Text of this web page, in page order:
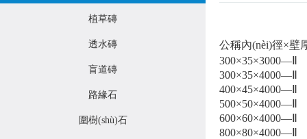
植草磚
透水磚
盲道磚
路緣石
圍樹(shù)石
公稱內(nèi)徑×壁
300×35×3000—Ⅱ
300×35×4000—Ⅱ
400×45×4000—Ⅱ
500×50×4000—Ⅱ
600×60×4000—Ⅱ
800×80×4000—Ⅱ